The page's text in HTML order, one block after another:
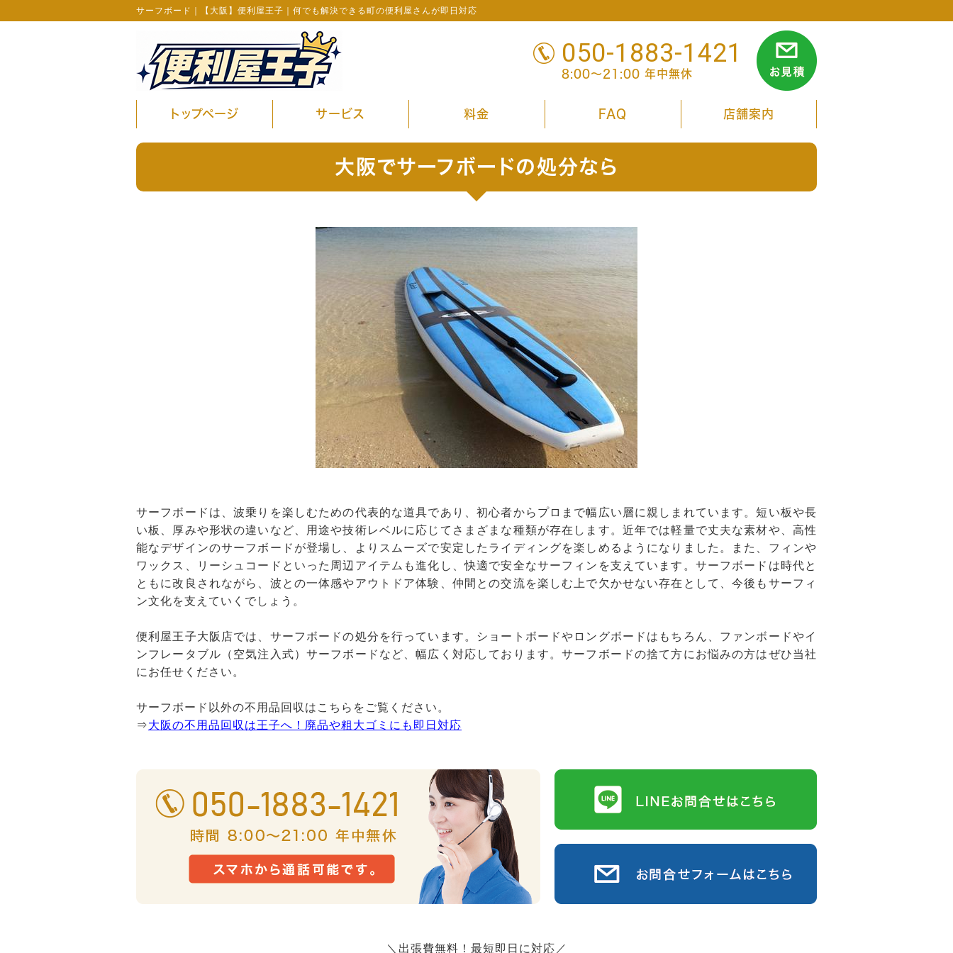
サーフボード｜【大阪】便利屋王子｜何でも解決できる町の便利屋さんが即日対応
050-1883-1421
8:00～21:00 年中無休
トップページ サービス 料金 FAQ 店舗案内
大阪でサーフボードの処分なら
サーフボードは、波乗りを楽しむための代表的な道具であり、初心者からプロまで幅広い層に親しまれています。短い板や長
い板、厚みや形状の違いなど、用途や技術レベルに応じてさまざまな種類が存在します。近年では軽量で丈夫な素材や、高性
能なデザインのサーフボードが登場し、よりスムーズで安定したライディングを楽しめるようになりました。また、フィンや
ワックス、リーシュコードといった周辺アイテムも進化し、快適で安全なサーフィンを支えています。サーフボードは時代と
ともに改良されながら、波との一体感やアウトドア体験、仲間との交流を楽しむ上で欠かせない存在として、今後もサーフィ
ン文化を支えていくでしょう。
便利屋王子大阪店では、サーフボードの処分を行っています。ショートボードやロングボードはもちろん、ファンボードやイ
ンフレータブル（空気注入式）サーフボードなど、幅広く対応しております。サーフボードの捨て方にお悩みの方はぜひ当社
にお任せください。
サーフボード以外の不用品回収はこちらをご覧ください。
⇒大阪の不用品回収は王子へ！廃品や粗大ゴミにも即日対応
＼出張費無料！最短即日に対応／